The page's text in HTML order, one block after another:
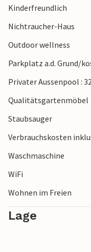
bequem machen und
während Sie auf nichts
Kinderfreundlich
Nichtraucher-Haus
Outdoor wellness
Parkplatz a.d. Grund/
Privater Aussenpool :
Qualitätsgartenmöbel
Staubsauger
Verbrauchskosten
Waschmaschine
WiFi
Wohnen im Freien
Lage